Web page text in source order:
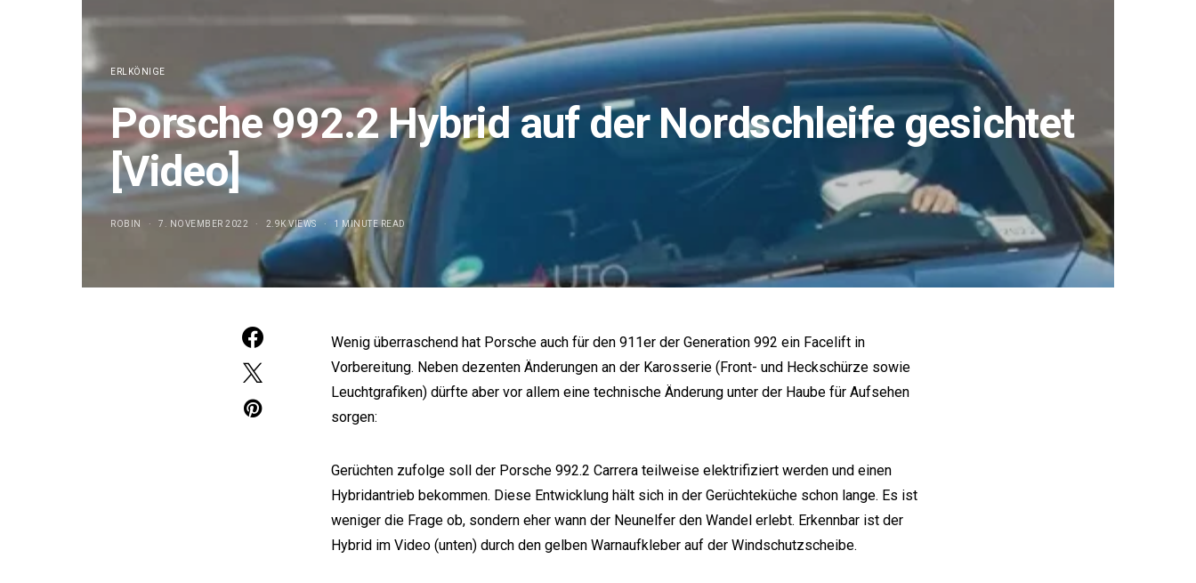
ERLKÖNIGE
Porsche 992.2 Hybrid auf der Nordschleife gesichtet
[Video]
ROBIN 7. NOVEMBER 2022 2.9K VIEWS 1 MINUTE READ
Wenig überraschend hat Porsche auch für den 911er der Generation 992 ein Facelift in
Vorbereitung. Neben dezenten Änderungen an der Karosserie (Front- und Heckschürze sowie
Leuchtgrafiken) dürfte aber vor allem eine technische Änderung unter der Haube für Aufsehen
sorgen:
Gerüchten zufolge soll der Porsche 992.2 Carrera teilweise elektrifiziert werden und einen
Hybridantrieb bekommen. Diese Entwicklung hält sich in der Gerüchteküche schon lange. Es ist
weniger die Frage ob, sondern eher wann der Neunelfer den Wandel erlebt. Erkennbar ist der
Hybrid im Video (unten) durch den gelben Warnaufkleber auf der Windschutzscheibe.